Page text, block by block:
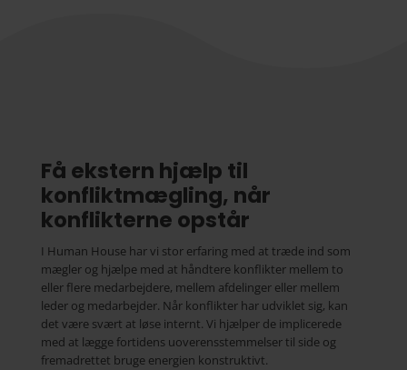
Få ekstern hjælp til
konfliktmægling, når
konflikterne opstår
I Human House har vi stor erfaring med at træde ind som
mægler og hjælpe med at håndtere konflikter mellem to
eller flere medarbejdere, mellem afdelinger eller mellem
leder og medarbejder. Når konflikter har udviklet sig, kan
det være svært at løse internt. Vi hjælper de implicerede
med at lægge fortidens uoverensstemmelser til side og
fremadrettet bruge energien konstruktivt.